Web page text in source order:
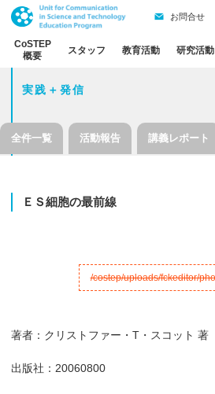
CoSTEP
概要
スタッフ 教育活動 研究活動
お問合せ
実践＋発信
全件一覧 活動報告 講義レポート
ＥＳ細胞の最前線
著者：クリストファー・T・スコット 著
出版社：20060800